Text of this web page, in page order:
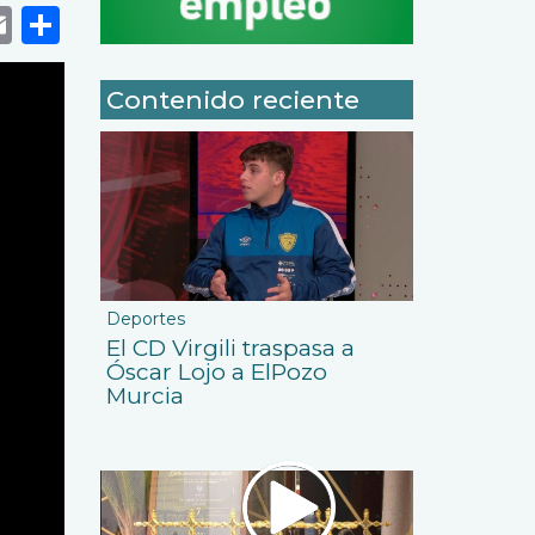
EmailShare
Contenido reciente
Deportes
El CD Virgili traspasa a
Óscar Lojo a ElPozo
Murcia